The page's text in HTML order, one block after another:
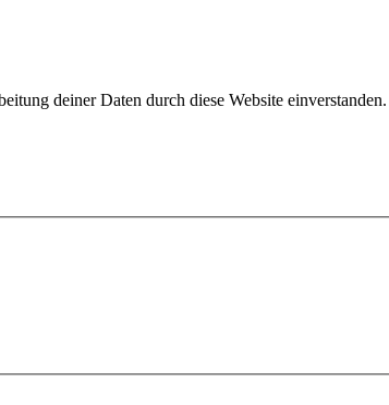
deiner Daten durch diese Website